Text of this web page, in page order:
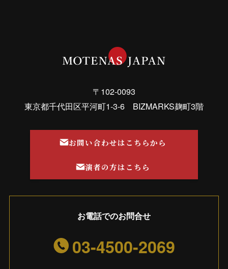
〒102-0093
東京都千代田区平河町1-3-6 BIZMARKS麹町3階
お問い合わせはこちらから
演者の方はこちら
お電話でのお問合せ
03-4500-2069